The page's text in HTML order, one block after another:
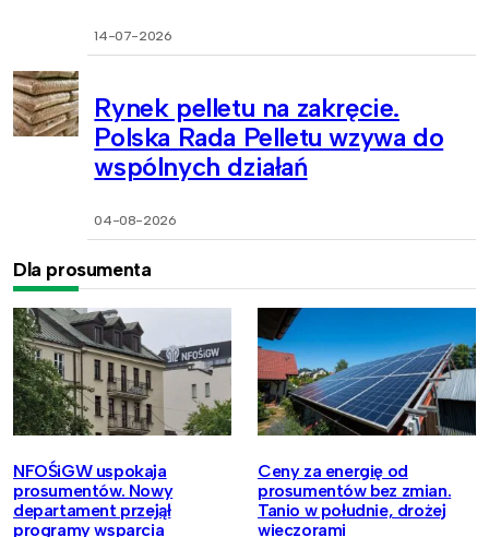
14-07-2026
Rynek pelletu na zakręcie.
Polska Rada Pelletu wzywa do
wspólnych działań
04-08-2026
Dla prosumenta
NFOŚiGW uspokaja
prosumentów. Nowy
departament przejął
programy wsparcia
Ceny za energię od
prosumentów bez zmian.
Tanio w południe, drożej
wieczorami